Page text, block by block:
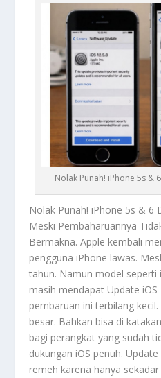
Nolak Punah! iPhone 5s &
Nolak Punah! iPhone 5s & 6
Meski Pembaharuannya
Bermakna.Apple kembali
pengguna iPhone lawas.
tahun. Namun model seperti
masih mendapat Update iOS
pembaruan ini terbilang
besar. Bahkan bisa di
bagi perangkat yang sudah
dukungan iOS penuh. Update
remeh karena hanya